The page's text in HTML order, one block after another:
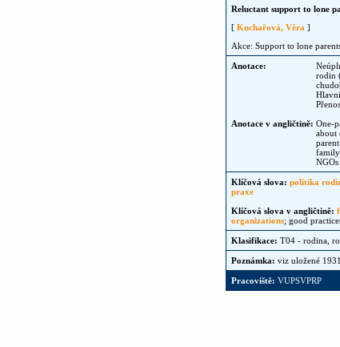
Reluctant support to lone
[ Kuchařová, Věra ]
Akce: Support to lone
Anotace:
rodin
Anotace v angličtině: One-
about
family
Klíčová slova: politika
praxe
Klíčová slova v angličtině:
organizations; good
Klasifikace: T04 - rodina,
Poznámka: viz uložené 1931
Pracoviště: VUPSVPRP